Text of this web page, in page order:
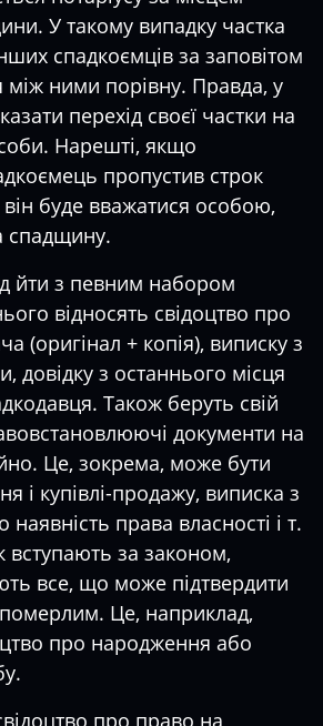
У такому випадку частка
спадкоємців за заповітом
між ними порівну. Правда, у
перехід своєї частки на
Нарешті, якщо
пропустив строк
він буде вважатися особою,
спадщину.
йти з певним набором
відносять свідоцтво про
(оригінал + копія), виписку з
довідку з останнього місця
Також беруть свій
документи на
Це, зокрема, може бути
і купівлі-продажу, виписка з
права власності і т.
за законом,
все, що може підтвердити
померлим. Це, наприклад,
про народження або
про право на